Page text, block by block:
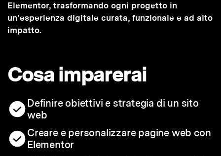
Elementor, trasformando ogni progetto in
un’esperienza digitale curata, funzionale e ad alto
impatto.
Cosa imparerai
Definire obiettivi e strategia di un sito
web
Creare e personalizzare pagine web con
Elementor